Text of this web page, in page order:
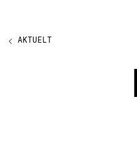
Bachelor
AKTUELT